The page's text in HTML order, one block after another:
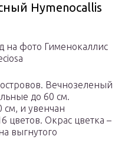
Hymenocallis
на фото Гименокаллис
Вечнозеленый
до 60 см.
см, и увенчан
цветов. Окрас цветка –
выгнутого